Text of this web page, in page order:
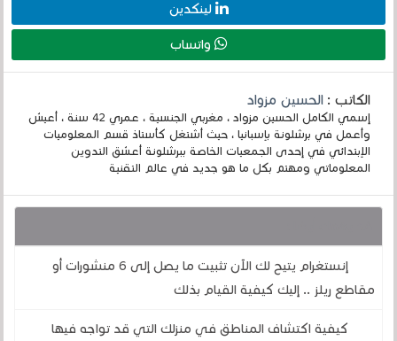
لينكدين
واتساب
الكاتب :الحسين مزواد
إسمي الكامل الحسين مزواد ، مغربي الجنسية ، عمري 42 سنة ، أعيش
وأعمل في برشلونة بإسبانيا ، حيث أشتغل كأستاذ قسم المعلوميات
الإبتدائي في إحدى الجمعيات الخاصة ببرشلونة أعشق التدوين
المعلوماتي ومهتم بكل ما هو جديد في عالم التقنية
إنستغرام يتيح لك الآن تثبيت ما يصل إلى 6 منشورات أو
مقاطع ريلز .. إليك كيفية القيام بذلك
كيفية اكتشاف المناطق في منزلك التي قد تواجه فيها